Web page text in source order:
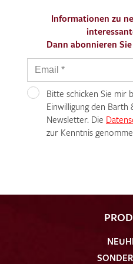
Informationen zu
Dann abonnieren
Bitte schicken Sie mir
Einwilligung den Barth
Newsletter. Die
zur Kenntnis